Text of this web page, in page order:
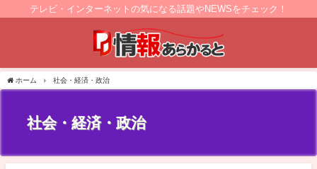
テレビ・インターネットの気になる話題やNEWSをチェック！
ホーム 社会・経済・政治
社会・経済・政治